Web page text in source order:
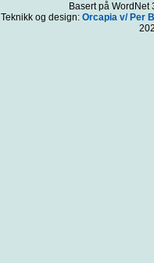
Basert på
Teknikk og design: Orcapia v/ Per